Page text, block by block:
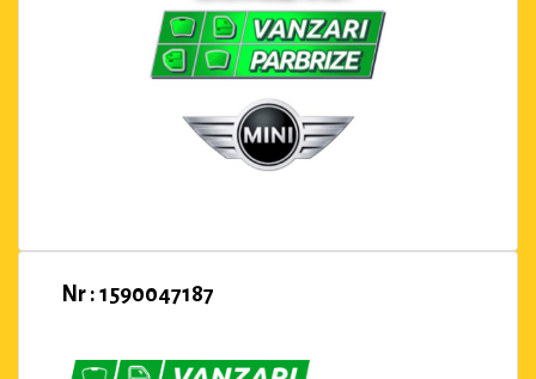
Nr : 1590047187